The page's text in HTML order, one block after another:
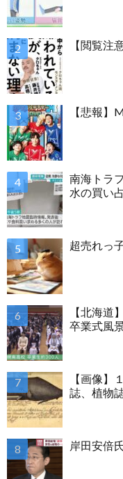
【閲覧注
【悲報】
南海トラ
水の買い
超売れっ
【北海道
卒業式風
【画像】
誌、植物
岸田安倍